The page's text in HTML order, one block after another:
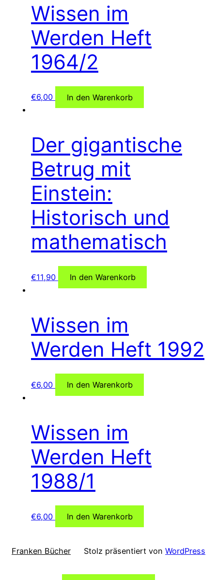
Wissen im
Werden Heft
1964/2
€6,00 In den Warenkorb
Der gigantische
Betrug mit
Einstein:
Historisch und
mathematisch
€11,90 In den Warenkorb
Wissen im
Werden Heft 1992
€6,00 In den Warenkorb
Wissen im
Werden Heft
1988/1
€6,00 In den Warenkorb
Franken Bücher Stolz präsentiert von WordPress